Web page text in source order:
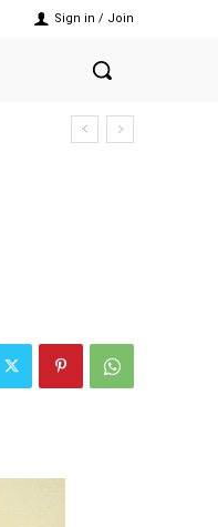
Sign in / Join